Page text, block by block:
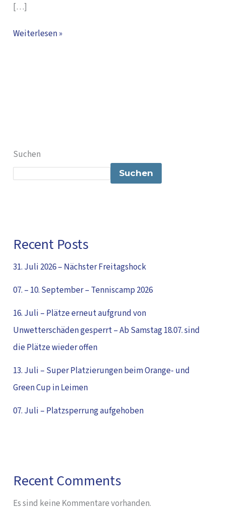
[…]
Weiterlesen »
Suchen
Suchen
Recent Posts
31. Juli 2026 – Nächster Freitagshock
07. – 10. September – Tenniscamp 2026
16. Juli – Plätze erneut aufgrund von
Unwetterschäden gesperrt – Ab Samstag 18.07. sind
die Plätze wieder offen
13. Juli – Super Platzierungen beim Orange- und
Green Cup in Leimen
07. Juli – Platzsperrung aufgehoben
Recent Comments
Es sind keine Kommentare vorhanden.